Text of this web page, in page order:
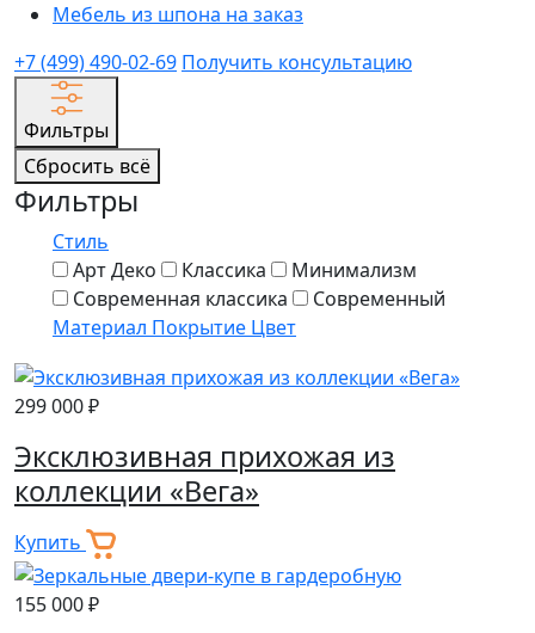
Мебель из шпона на заказ
+7 (499) 490-02-69 Получить консультацию
Фильтры
Сбросить всё
Фильтры
Стиль
Арт Деко
Классика
Минимализм
Современная классика
Современный
Материал Покрытие Цвет
299 000 ₽
Эксклюзивная прихожая из
коллекции «Вега»
Купить
155 000 ₽